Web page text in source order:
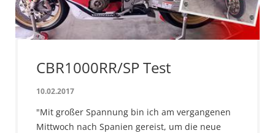
CBR1000RR/SP Test
10.02.2017
"Mit großer Spannung bin ich am vergangenen
Mittwoch nach Spanien gereist, um die neue